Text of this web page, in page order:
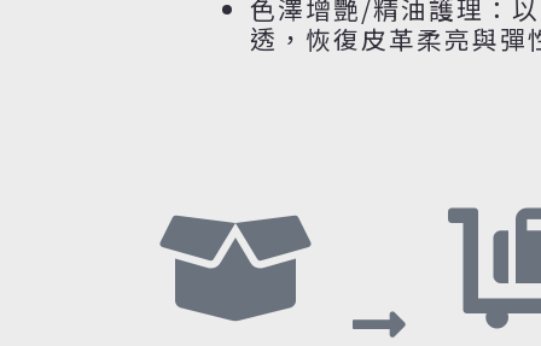
色澤增艷/精油護理：
透，恢復皮革柔亮與彈